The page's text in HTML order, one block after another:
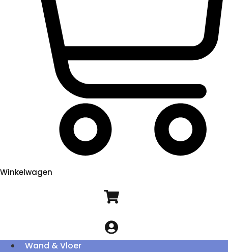
Winkelwagen
Wand & Vloer